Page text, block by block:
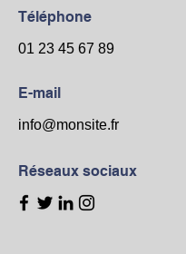
Téléphone
01 23 45 67 89
E-mail
info@monsite.fr
Réseaux sociaux